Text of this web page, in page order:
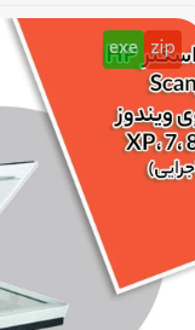
zip
exe